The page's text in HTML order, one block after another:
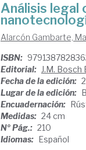
Análisis legal
Alarcón Gambarte,
ISBN:
Editorial: J.M. Bosch
Fecha de la edición:
Lugar de la edición:
Encuadernación:
Medidas: 24 cm
Nº Pág.: 210
Idiomas: Español